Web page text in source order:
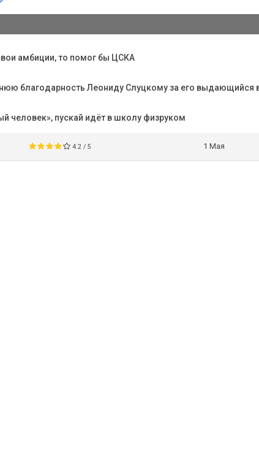
амбиции, то помог бы ЦСКА
благодарность Леониду Слуцкому за его выдающийся
человек», пускай идёт в школу физруком
4.2 / 5 1 Мая